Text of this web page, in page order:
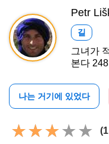
Petr
길
그녀가
본다
나는 거기에 있었다